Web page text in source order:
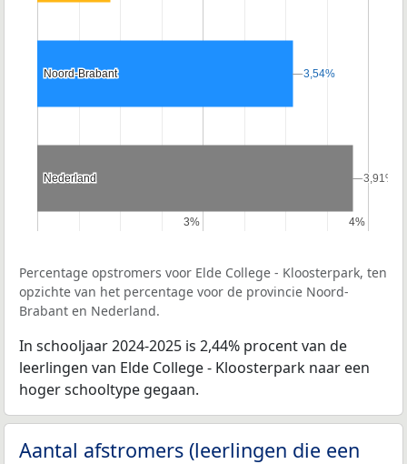
3%
3% 4%
4%
Noord-Brabant
Noord-Brabant
Nederland
Nederland
3,54%
3,54%
3,91%
3,91%
Percentage opstromers voor Elde College - Kloosterpark, ten
opzichte van het percentage voor de provincie Noord-
Brabant en Nederland.
In schooljaar 2024-2025 is 2,44% procent van de
leerlingen van Elde College - Kloosterpark naar een
hoger schooltype gegaan.
Aantal afstromers (leerlingen die een